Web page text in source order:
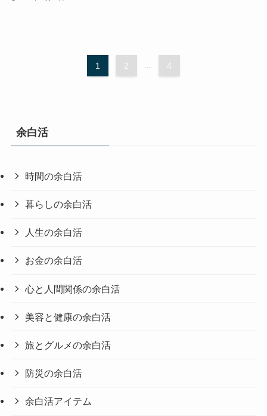
1 2 ... 4
余白活
時間の余白活
暮らしの余白活
人生の余白活
お金の余白活
心と人間関係の余白活
美容と健康の余白活
旅とグルメの余白活
防災の余白活
余白活アイテム